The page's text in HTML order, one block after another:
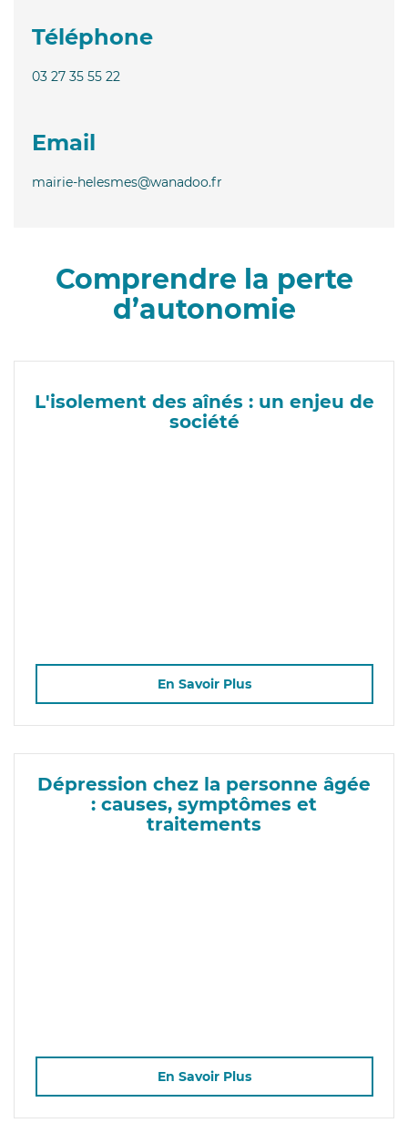
Téléphone
03 27 35 55 22
Email
mairie-helesmes@wanadoo.fr
Comprendre la perte
d’autonomie
L'isolement des aînés : un enjeu de
société
En Savoir Plus
Dépression chez la personne âgée
: causes, symptômes et
traitements
En Savoir Plus